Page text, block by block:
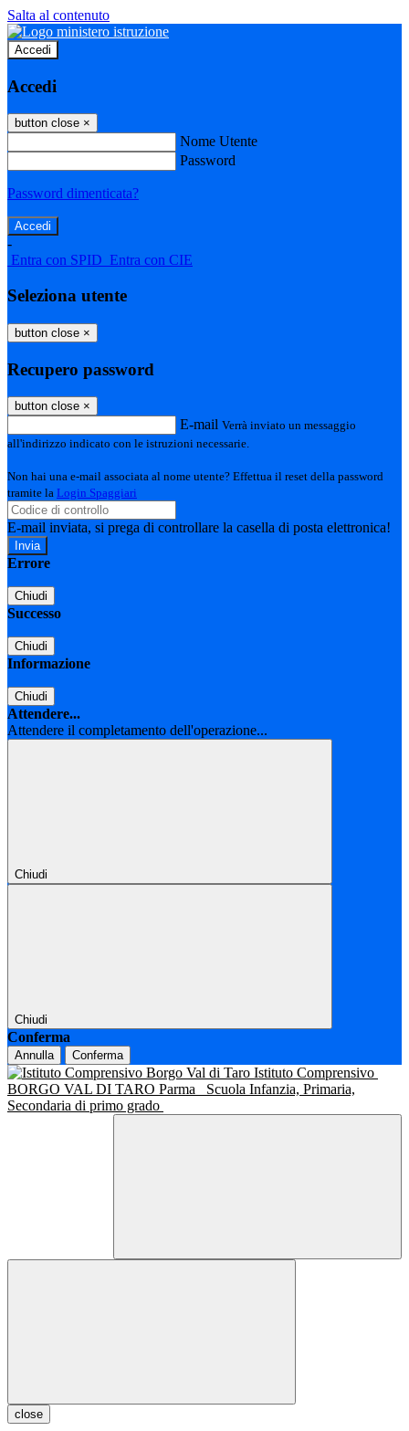
Salta al contenuto
Accedi
Accedi
button close ×
Nome Utente
Password
Password dimenticata?
-
Entra con SPID Entra con CIE
Seleziona utente
button close ×
Recupero password
button close ×
E-mail Verrà inviato un messaggio
all'indirizzo indicato con le istruzioni necessarie.
Non hai una e-mail associata al nome utente? Effettua il reset della password
tramite la Login Spaggiari
E-mail inviata, si prega di controllare la casella di posta elettronica!
Errore
Chiudi
Successo
Chiudi
Informazione
Chiudi
Attendere...
Attendere il completamento dell'operazione...
Chiudi
Chiudi
Conferma
Annulla Conferma
Istituto Comprensivo
BORGO VAL DI TARO Parma
Scuola Infanzia, Primaria,
Secondaria di primo grado
close